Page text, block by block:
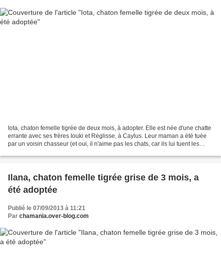
Iota, chaton femelle tigrée de deux mois, à adopter. Elle est née d'une chatte
errante avec ses frères Iouki et Réglisse, à Caylus. Leur maman a été tuée
par un voisin chasseur (et oui, il n'aime pas les chats, car ils lui tuent les
Ilana, chaton femelle tigrée grise de 3 mois, a
été adoptée
Publié le 07/09/2013 à 11:21
Par chamania.over-blog.com